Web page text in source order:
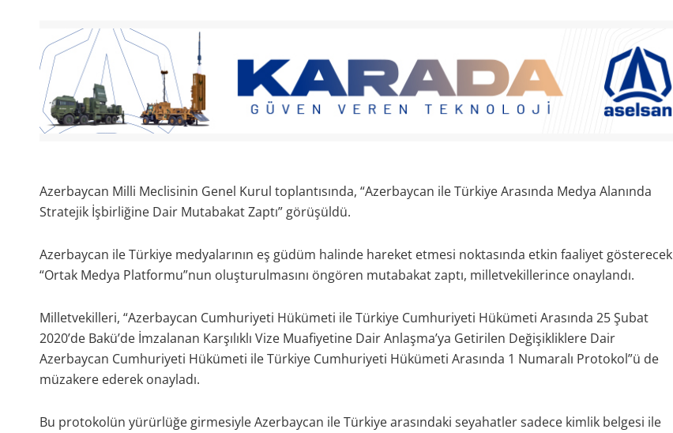
Azerbaycan Milli Meclisinin Genel Kurul toplantısında, “Azerbaycan ile Türkiye Arasında Medya Alanında
Stratejik İşbirliğine Dair Mutabakat Zaptı” görüşüldü.
Azerbaycan ile Türkiye medyalarının eş güdüm halinde hareket etmesi noktasında etkin faaliyet gösterecek
“Ortak Medya Platformu”nun oluşturulmasını öngören mutabakat zaptı, milletvekillerince onaylandı.
Milletvekilleri, “Azerbaycan Cumhuriyeti Hükümeti ile Türkiye Cumhuriyeti Hükümeti Arasında 25 Şubat
2020’de Bakü’de İmzalanan Karşılıklı Vize Muafiyetine Dair Anlaşma’ya Getirilen Değişikliklere Dair
Azerbaycan Cumhuriyeti Hükümeti ile Türkiye Cumhuriyeti Hükümeti Arasında 1 Numaralı Protokol”ü de
müzakere ederek onayladı.
Bu protokolün yürürlüğe girmesiyle Azerbaycan ile Türkiye arasındaki seyahatler sadece kimlik belgesi ile